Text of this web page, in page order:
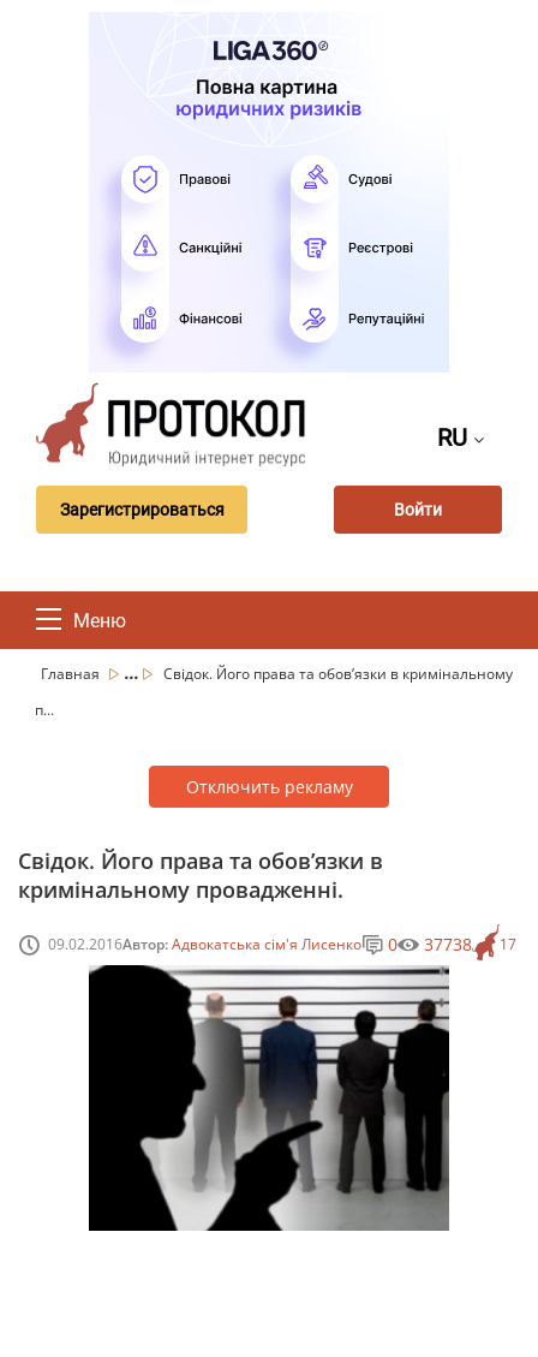
RU
Зарегистрироваться Войти
Меню
Главная ...
Свідок. Його права та обов’язки в кримінальному
п...
Отключить рекламу
Свідок. Його права та обов’язки в
кримінальному провадженні.
09.02.2016Автор:Адвокатська сім'я Лисенко 17
0 37738